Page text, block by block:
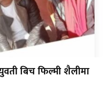
बिच फिल्मी शैलीमा